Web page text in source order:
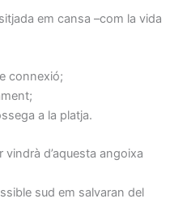
em cansa –com la vida
connexió;
a la platja.
d’aquesta angoixa
sud em salvaran del